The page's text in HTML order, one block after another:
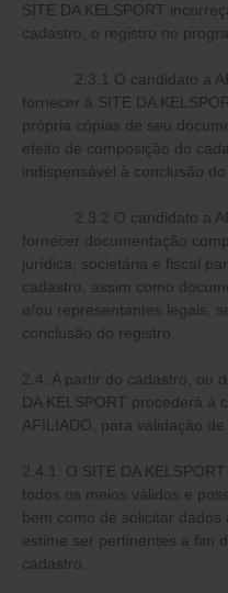
SITE DA KELSPORT
cadastro, o registro no
2.3.1 O candidato a
fornecer à SITE DA
própria cópias de seu
efeito de composição do
indispensável à conclusão do
2.3.2 O candidato a
fornecer documentação
jurídica, societária e fiscal
cadastro, assim como
e/ou representantes legais,
conclusão do registro.
2.4. A partir do cadastro, ou
DA KELSPORT procederá à
AFILIADO, para validação
2.4.1. O SITE DA
todos os meios válidos e
bem como de solicitar
estime ser pertinentes a fim
cadastro.